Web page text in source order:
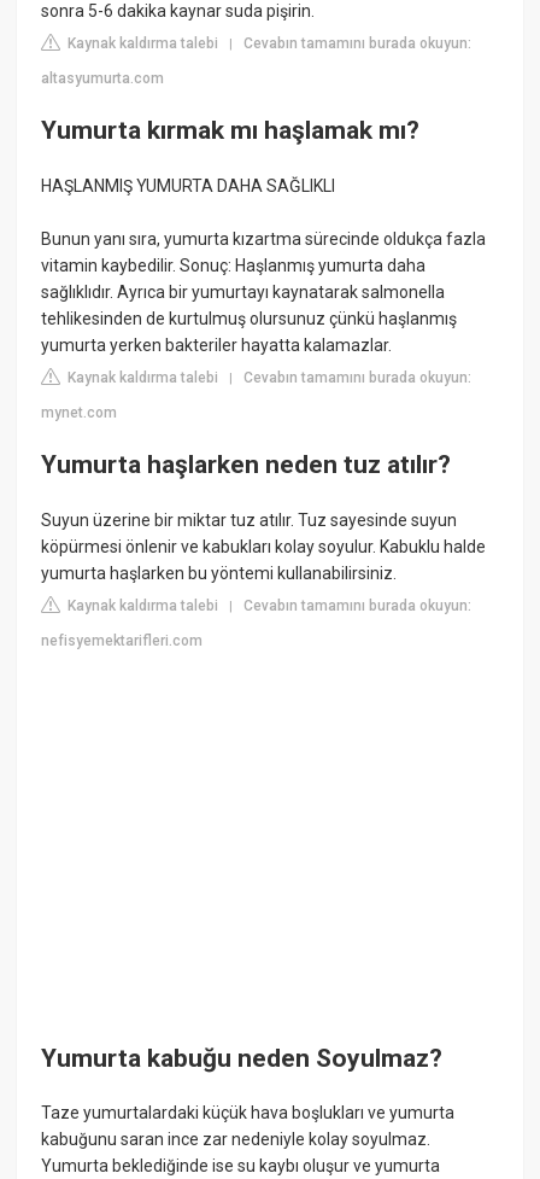
sonra 5-6 dakika kaynar suda pişirin.
Kaynak kaldırma talebi |Cevabın tamamını burada okuyun:
altasyumurta.com
Yumurta kırmak mı haşlamak mı?
HAŞLANMIŞ YUMURTA DAHA SAĞLIKLI
Bunun yanı sıra, yumurta kızartma sürecinde oldukça fazla
vitamin kaybedilir. Sonuç: Haşlanmış yumurta daha
sağlıklıdır. Ayrıca bir yumurtayı kaynatarak salmonella
tehlikesinden de kurtulmuş olursunuz çünkü haşlanmış
yumurta yerken bakteriler hayatta kalamazlar.
Kaynak kaldırma talebi |Cevabın tamamını burada okuyun:
mynet.com
Yumurta haşlarken neden tuz atılır?
Suyun üzerine bir miktar tuz atılır. Tuz sayesinde suyun
köpürmesi önlenir ve kabukları kolay soyulur. Kabuklu halde
yumurta haşlarken bu yöntemi kullanabilirsiniz.
Kaynak kaldırma talebi |Cevabın tamamını burada okuyun:
nefisyemektarifleri.com
Yumurta kabuğu neden Soyulmaz?
Taze yumurtalardaki küçük hava boşlukları ve yumurta
kabuğunu saran ince zar nedeniyle kolay soyulmaz.
Yumurta beklediğinde ise su kaybı oluşur ve yumurta